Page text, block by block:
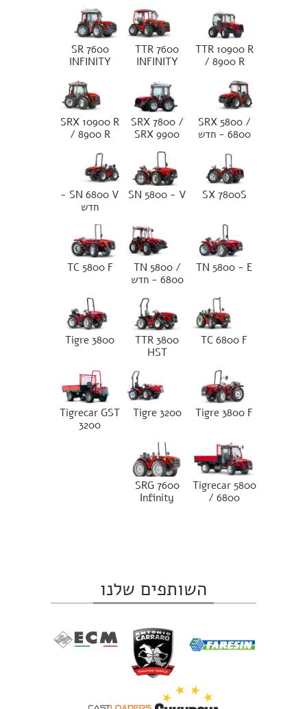
TTR 10900 R
/ 8900 R
TTR 7600
INFINITY
SR 7600
INFINITY
SRX 5800 /
6800 - חדש
SRX 7800 /
SRX 9900
SRX 10900 R
/ 8900 R
SX 7800S
SN 5800 - V
SN 6800 V -
חדש
TN 5800 - E
TN 5800 /
6800 - חדש
TC 5800 F
TC 6800 F
TTR 3800
HST
Tigre 3800
Tigre 3800 F
Tigre 3200
Tigrecar GST
3200
Tigrecar 5800
/ 6800
SRG 7600
Infinity
השותפים שלנו